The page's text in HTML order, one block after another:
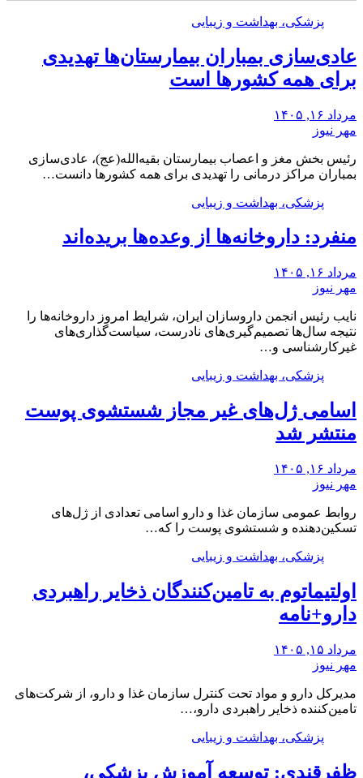
پزشکی، بهداشت و زیبایی
عادی‌سازی بمباران بیمارستان‌ها تهدیدی
برای همه کشورها است
مرداد ۱۶, ۱۴۰۵
مهر نیوز
رئیس بخش مغز و اعصاب بیمارستان بقیه‌الله(عج)، عادی‌سازی
بمباران مراکز درمانی را تهدیدی برای همه کشورها دانست…
پزشکی، بهداشت و زیبایی
منفرد: داروخانه‌ها از وعده‌ها بریده‌اند
مرداد ۱۶, ۱۴۰۵
مهر نیوز
نایب رئیس انجمن داروسازان ایران، شرایط امروز داروخانه‌ها را
نتیجه سال‌ها تصمیم‌گیری‌های نادرست، سیاست‌گذاری‌های
غیرکارشناسی و…
پزشکی، بهداشت و زیبایی
اسامی ژل‌های غیر مجاز شستشوی پوست
منتشر شد
مرداد ۱۶, ۱۴۰۵
مهر نیوز
روابط عمومی سازمان غذا و دارو اسامی تعدادی از ژل‌های
تسکین‌دهنده و شستشوی پوست را که…
پزشکی، بهداشت و زیبایی
اولتیماتوم به تامین‌کنندگان ذخایر راهبردی
دارو+نامه
مرداد ۱۵, ۱۴۰۵
مهر نیوز
مدیرکل دارو و مواد تحت کنترل سازمان غذا و دارو، از شرکت‌های
تامین‌کننده ذخایر راهبردی دارو،…
پزشکی، بهداشت و زیبایی
ظفرقندی: توسعه آموزش پزشکی،